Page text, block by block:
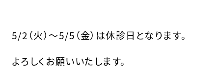
5/2（火）～5/5（金）は休診日となります。
よろしくお願いいたします。